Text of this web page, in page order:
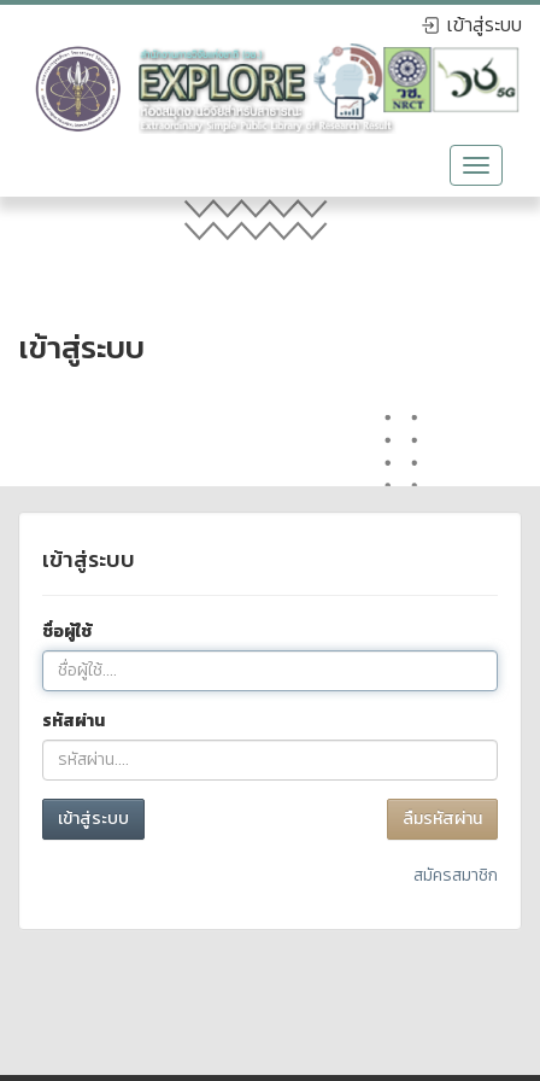
เข้าสู่ระบบ
Toggle
เข้าสู่ระบบ
เข้าสู่ระบบ
ชื่อผู้ใช้
รหัสผ่าน
เข้าสู่ระบบ ลืมรหัสผ่าน
สมัครสมาชิก